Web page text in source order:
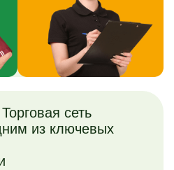
сеть
из ключевых